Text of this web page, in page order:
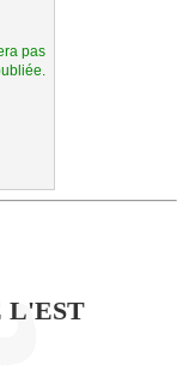
pas
L'EST